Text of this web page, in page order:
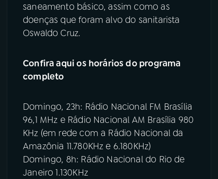
saneamento básico, assim como as
doenças que foram alvo do sanitarista
Oswaldo Cruz.
Confira aqui os horários do programa
completo
Domingo, 23h: Rádio Nacional FM Brasília
96,1 MHz e Rádio Nacional AM Brasília 980
KHz (em rede com a Rádio Nacional da
Amazônia 11.780KHz e 6.180KHz)
Domingo, 8h: Rádio Nacional do Rio de
Janeiro 1.130KHz